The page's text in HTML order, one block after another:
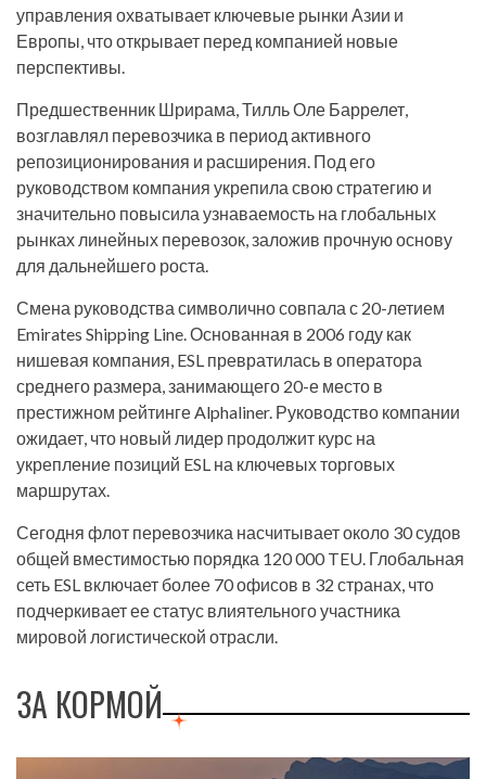
управления охватывает ключевые рынки Азии и
Европы, что открывает перед компанией новые
перспективы.
Предшественник Шрирама, Тилль Оле Баррелет,
возглавлял перевозчика в период активного
репозиционирования и расширения. Под его
руководством компания укрепила свою стратегию и
значительно повысила узнаваемость на глобальных
рынках линейных перевозок, заложив прочную основу
для дальнейшего роста.
Смена руководства символично совпала с 20-летием
Emirates Shipping Line. Основанная в 2006 году как
нишевая компания, ESL превратилась в оператора
среднего размера, занимающего 20-е место в
престижном рейтинге Alphaliner. Руководство компании
ожидает, что новый лидер продолжит курс на
укрепление позиций ESL на ключевых торговых
маршрутах.
Сегодня флот перевозчика насчитывает около 30 судов
общей вместимостью порядка 120 000 TEU. Глобальная
сеть ESL включает более 70 офисов в 32 странах, что
подчеркивает ее статус влиятельного участника
мировой логистической отрасли.
ЗА КОРМОЙ